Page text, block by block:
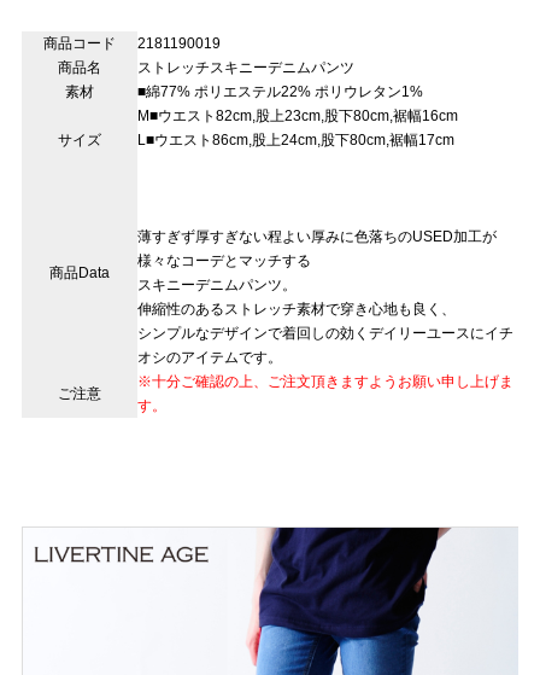
商品コード
2181190019
商品名
ストレッチスキニーデニムパンツ
素材
■綿77% ポリエステル22% ポリウレタン1%
サイズ
M■ウエスト82cm,股上23cm,股下80cm,裾幅16cm
L■ウエスト86cm,股上24cm,股下80cm,裾幅17cm
商品Data
薄すぎず厚すぎない程よい厚みに色落ちのUSED加工が
様々なコーデとマッチする
スキニーデニムパンツ。
伸縮性のあるストレッチ素材で穿き心地も良く、
シンプルなデザインで着回しの効くデイリーユースにイチ
オシのアイテムです。
ご注意
※十分ご確認の上、ご注文頂きますようお願い申し上げま
す。